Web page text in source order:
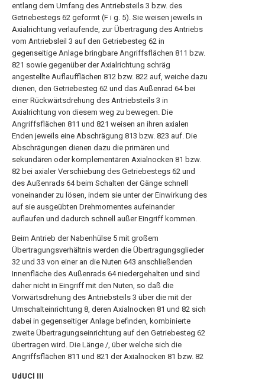
entlang dem Umfang des Antriebsteils 3 bzw. des
Getriebestegs 62 geformt (F i g. 5). Sie weisen jeweils in
Axialrichtung verlaufende, zur Übertragung des Antriebs
vom Antriebsleil 3 auf den Getriebesteg 62 in
gegenseitige Anlage bringbare Angriffsflächen 811 bzw.
821 sowie gegenüber der Axialrichtung schräg
angestellte Auflaufflächen 812 bzw. 822 auf, weiche dazu
dienen, den Getriebesteg 62 und das Außenrad 64 bei
einer Rückwärtsdrehung des Antriebsteils 3 in
Axialrichtung von diesem weg zu bewegen. Die
Angriffsflächen 811 und 821 weisen an ihren axialen
Enden jeweils eine Abschrägung 813 bzw. 823 auf. Die
Abschrägungen dienen dazu die primären und
sekundären oder komplementären Axialnocken 81 bzw.
82 bei axialer Verschiebung des Getriebestegs 62 und
des Außenrads 64 beim Schalten der Gänge schnell
voneinander zu lösen, indem sie unter der Einwirkung des
auf sie ausgeübten Drehmomentes aufeinander
auflaufen und dadurch schnell außer Eingriff kommen.
Beim Antrieb der Nabenhülse 5 mit großem
Übertragungsverhältnis werden die Übertragungsglieder
32 und 33 von einer an die Nuten 643 anschließenden
Innenfläche des Außenrads 64 niedergehalten und sind
daher nicht in Eingriff mit den Nuten, so daß die
Vorwärtsdrehung des Antriebsteils 3 über die mit der
Umschalteinrichtung 8, deren Axialnocken 81 und 82 sich
dabei in gegenseitiger Anlage befinden, kombinierte
zweite Übertragungseinrichtung auf den Getriebesteg 62
übertragen wird. Die Länge /, über welche sich die
Angriffsflächen 811 und 821 der Axialnocken 81 bzw. 82
UdUCl III